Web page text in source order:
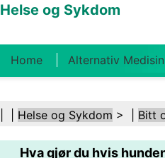
Helse og Sykdom
Home Alternativ Medisin
Kosthold Og Ernæring
Helsebransjen Psykisk
Helse og Sykdom > | Bitt
Hva gjør du hvis